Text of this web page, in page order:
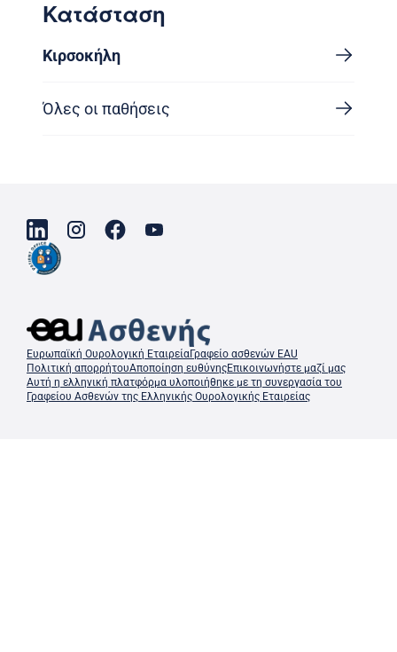
Κατάσταση
Κιρσοκήλη
Όλες οι παθήσεις
Ευρωπαϊκή Ουρολογική ΕταιρείαΓραφείο ασθενών EAU
Πολιτική απορρήτουΑποποίηση ευθύνηςΕπικοινωνήστε μαζί μας
Αυτή η ελληνική πλατφόρμα υλοποιήθηκε με τη συνεργασία του
Γραφείου Ασθενών της Ελληνικής Ουρολογικής Εταιρείας